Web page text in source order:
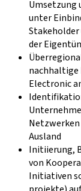
Umsetzung
unter
Stakeholder
der
nachhaltige
Electronic
Ausland
Initiierung,
von
Initiativen